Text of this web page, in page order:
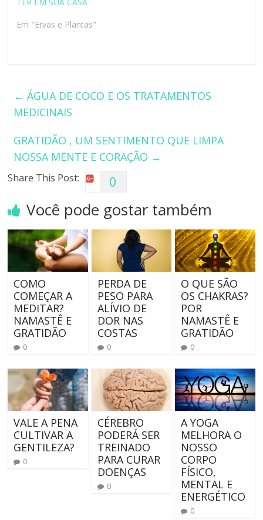
Em "Ervas e Plantas"
← ÁGUA DE COCO E OS TRATAMENTOS
MEDICINAIS
GRATIDÃO , UM SENTIMENTO QUE LIMPA
NOSSA MENTE E CORAÇÃO →
Share This Post: 0
Você pode gostar também
COMO
COMEÇAR A
MEDITAR?
NAMASTÊ E
GRATIDÃO
0
PERDA DE
PESO PARA
ALÍVIO DE
DOR NAS
COSTAS
0
O QUE SÃO
OS CHAKRAS?
POR
NAMASTÊ E
GRATIDÃO
0
VALE A PENA
CULTIVAR A
GENTILEZA?
0
CÉREBRO
PODERÁ SER
TREINADO
PARA CURAR
DOENÇAS
0
A YOGA
MELHORA O
NOSSO
CORPO
FÍSICO,
MENTAL E
ENERGÉTICO
0